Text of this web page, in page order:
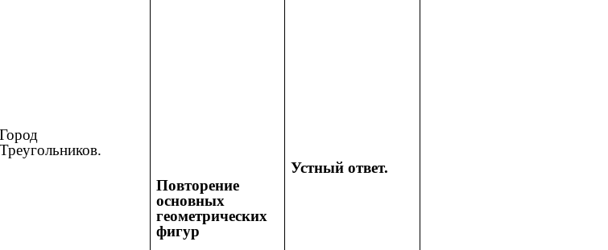
Город
Треугольников.
Повторение
основных
геометрических
фигур
Устный ответ.